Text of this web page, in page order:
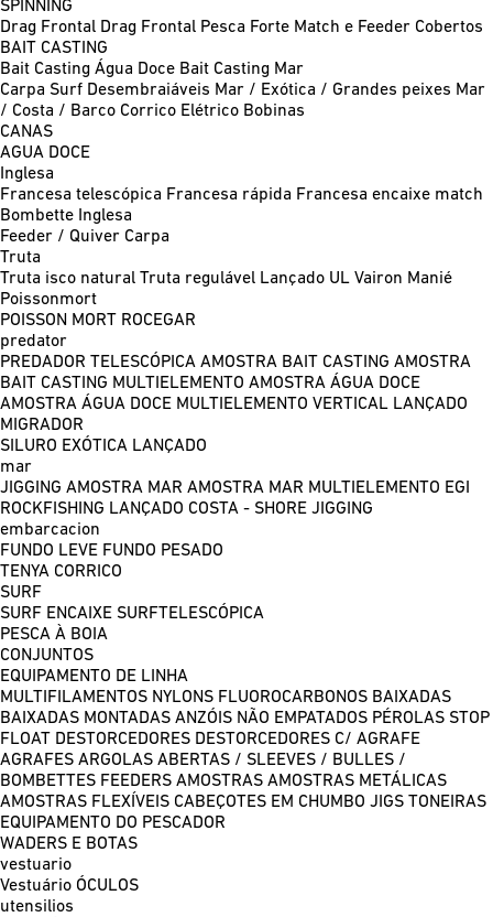
SPINNING
Drag Frontal Drag Frontal Pesca Forte Match e Feeder Cobertos
BAIT CASTING
Bait Casting Água Doce Bait Casting Mar
Carpa Surf Desembraiáveis Mar / Exótica / Grandes peixes Mar
/ Costa / Barco Corrico Elétrico Bobinas
CANAS
AGUA DOCE
Inglesa
Francesa telescópica Francesa rápida Francesa encaixe match
Bombette Inglesa
Feeder / Quiver Carpa
Truta
Truta isco natural Truta regulável Lançado UL Vairon Manié
Poissonmort
POISSON MORT ROCEGAR
predator
PREDADOR TELESCÓPICA AMOSTRA BAIT CASTING AMOSTRA
BAIT CASTING MULTIELEMENTO AMOSTRA ÁGUA DOCE
AMOSTRA ÁGUA DOCE MULTIELEMENTO VERTICAL LANÇADO
MIGRADOR
SILURO EXÓTICA LANÇADO
mar
JIGGING AMOSTRA MAR AMOSTRA MAR MULTIELEMENTO EGI
ROCKFISHING LANÇADO COSTA - SHORE JIGGING
embarcacion
FUNDO LEVE FUNDO PESADO
TENYA CORRICO
SURF
SURF ENCAIXE SURFTELESCÓPICA
PESCA À BOIA
CONJUNTOS
EQUIPAMENTO DE LINHA
MULTIFILAMENTOS NYLONS FLUOROCARBONOS BAIXADAS
BAIXADAS MONTADAS ANZÓIS NÃO EMPATADOS PÉROLAS STOP
FLOAT DESTORCEDORES DESTORCEDORES C/ AGRAFE
AGRAFES ARGOLAS ABERTAS / SLEEVES / BULLES /
BOMBETTES FEEDERS AMOSTRAS AMOSTRAS METÁLICAS
AMOSTRAS FLEXÍVEIS CABEÇOTES EM CHUMBO JIGS TONEIRAS
EQUIPAMENTO DO PESCADOR
WADERS E BOTAS
vestuario
Vestuário ÓCULOS
utensilios